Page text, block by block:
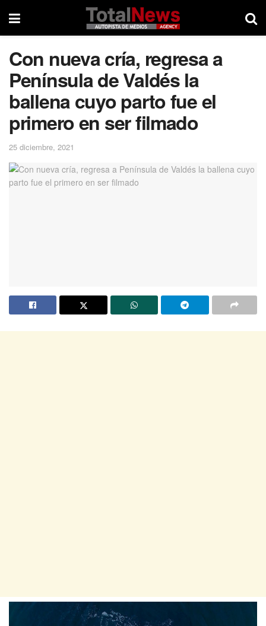
Con nueva cría, regresa a
Península de Valdés la
ballena cuyo parto fue el
primero en ser filmado
25 diciembre, 2021